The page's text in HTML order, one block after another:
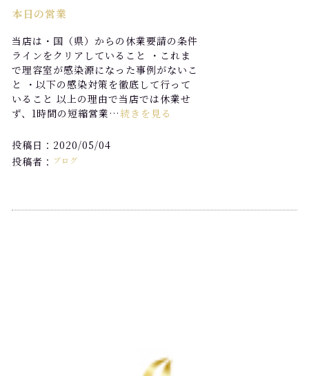
本日の営業
当店は・国（県）からの休業要請の条件
ラインをクリアしていること ・これま
で理容室が感染源になった事例がないこ
と ・以下の感染対策を徹底して行って
いること 以上の理由で当店では休業せ
ず、1時間の短縮営業… 続きを見る
投稿日：2020/05/04
投稿者： ブログ